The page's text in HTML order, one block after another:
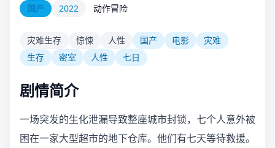
国产 2022 动作冒险
灾难生存 惊悚 人性 国产 电影
灾难
生存
密室 人性 七日
剧情简介
一场突发的生化泄漏导致整座城市封锁，七个人意外被
困在一家大型超市的地下仓库。他们有七天等待救援。